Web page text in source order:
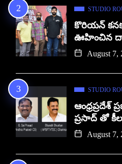
STUDIO
కొరియన్
ఊహించిన
August 7,
STUDIO
ఆంధ్రప్రదేశ్
ప్రసాద్ తో
August 7,